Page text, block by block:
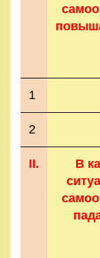
1
2
II.
В